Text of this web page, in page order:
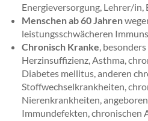
Energieversorgung, Lehrer/
Menschen ab 60 Jahren
leistungsschwächeren
Chronisch Kranke,
Herzinsuffizienz, Asthma,
Diabetes mellitus, anderen
Stoffwechselkrankheiten,
Nierenkrankheiten,
Immundefekten, chronischen